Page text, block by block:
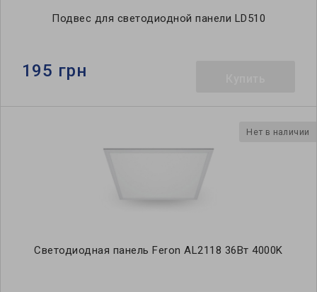
Подвес для светодиодной панели LD510
195 грн
Нет в наличии
Светодиодная панель Feron AL2118 36Вт 4000K